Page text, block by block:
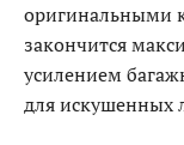
оригинальными
закончится
усилением
для искушенных